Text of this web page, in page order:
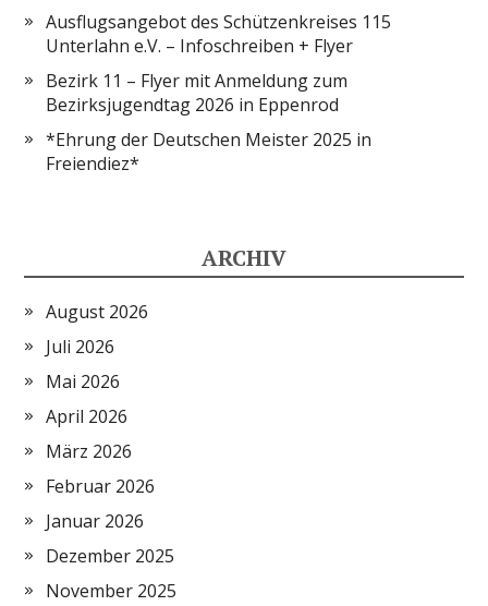
Ausflugsangebot des Schützenkreises 115
Unterlahn e.V. – Infoschreiben + Flyer
Bezirk 11 – Flyer mit Anmeldung zum
Bezirksjugendtag 2026 in Eppenrod
*Ehrung der Deutschen Meister 2025 in
Freiendiez*
ARCHIV
August 2026
Juli 2026
Mai 2026
April 2026
März 2026
Februar 2026
Januar 2026
Dezember 2025
November 2025